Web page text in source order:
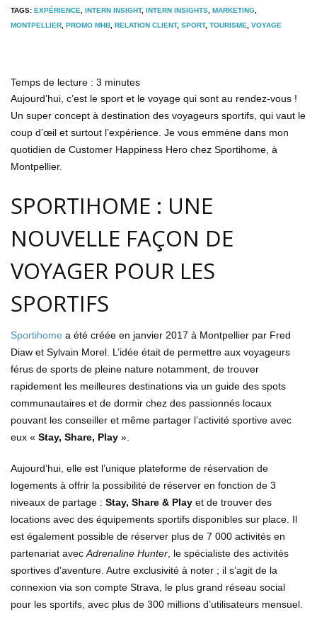
TAGS: EXPÉRIENCE INTERN INSIGHT, INTERN INSIGHTS MARKETING
MONTPELLIER PROMO MHB RELATION CLIENT, SPORT, TOURISME VOYAGE
Temps de lecture : 3 minutes
Aujourd’hui, c’est le sport et le voyage qui sont au rendez-vous !
Un super concept à destination des voyageurs sportifs, qui vaut le
coup d’œil et surtout l’expérience. Je vous emmène dans mon
quotidien de Customer Happiness Hero chez Sportihome, à
Montpellier.
SPORTIHOME : UNE
NOUVELLE FAÇON DE
VOYAGER POUR LES
SPORTIFS
Sportihome a été créée en janvier 2017 à Montpellier par Fred
Diaw et Sylvain Morel. L’idée était de permettre aux voyageurs
férus de sports de pleine nature notamment, de trouver
rapidement les meilleures destinations via un guide des spots
communautaires et de dormir chez des passionnés locaux
pouvant les conseiller et même partager l’activité sportive avec
eux « Stay, Share, Play ».
Aujourd’hui, elle est l’unique plateforme de réservation de
logements à offrir la possibilité de réserver en fonction de 3
niveaux de partage : Stay, Share & Play et de trouver des
locations avec des équipements sportifs disponibles sur place. Il
est également possible de réserver plus de 7 000 activités en
partenariat avec Adrenaline Hunter , le spécialiste des activités
sportives d’aventure. Autre exclusivité à noter ; il s’agit de la
connexion via son compte Strava, le plus grand réseau social
pour les sportifs, avec plus de 300 millions d’utilisateurs mensuel.